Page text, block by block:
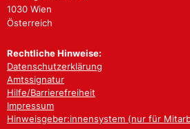
1030 Wien
Österreich
Rechtliche Hinweise:
Datenschutzerklärung
Amtssignatur
Hilfe/Barrierefreiheit
Impressum
Hinweisgeber:innensystem (nur für